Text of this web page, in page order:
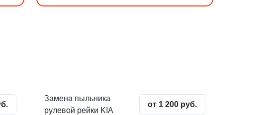
Замена пыльника
рулевой рейки KIA
от 1 200 руб.